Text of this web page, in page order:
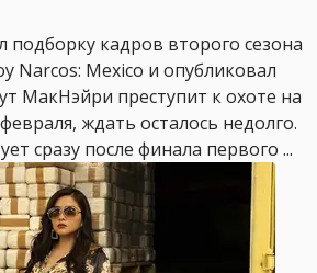
подборку кадров второго сезона
Narcos: Mexico и опубликовал
МакНэйри преступит к охоте на
ждать осталось недолго.
сразу после финала первого ...